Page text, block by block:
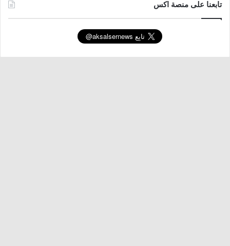
تابعنا على منصة اكس